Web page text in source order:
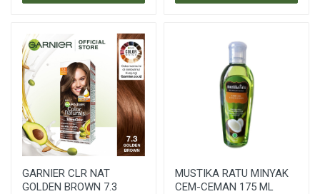
GARNIER CLR NAT
GOLDEN BROWN 7.3
MUSTIKA RATU MINYAK
CEM-CEMAN 175 ML